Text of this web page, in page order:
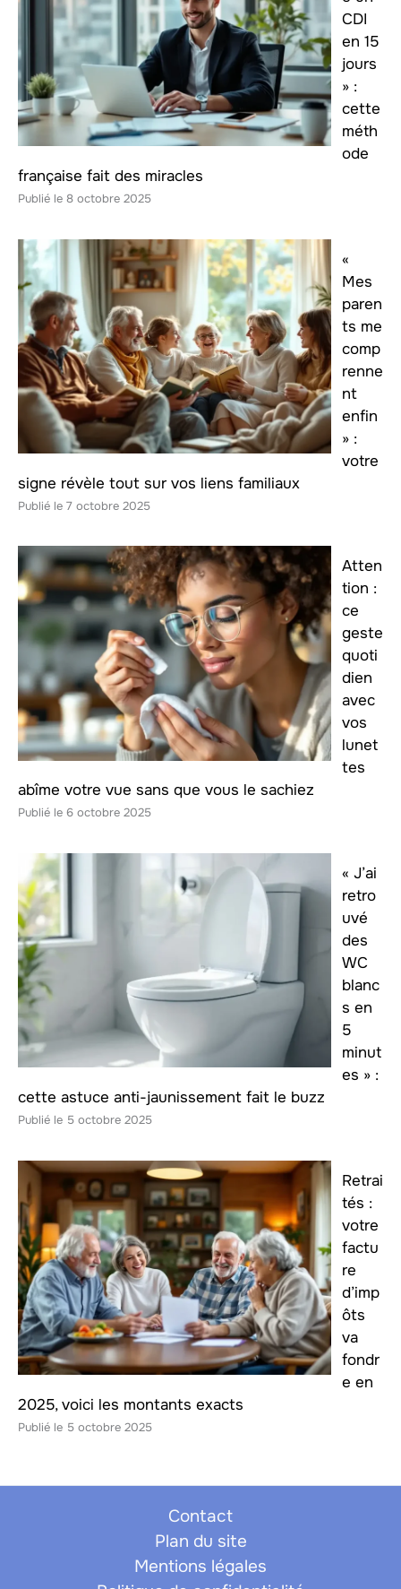
CDI
en 15
jours
» :
cette
méth
ode
française fait des miracles
8 octobre 2025
«
Mes
paren
ts me
comp
renne
nt
enfin
» :
votre
signe révèle tout sur vos liens familiaux
7 octobre 2025
Atten
tion :
ce
geste
quoti
dien
avec
vos
lunet
tes
abîme votre vue sans que vous le sachiez
6 octobre 2025
« J’ai
retro
uvé
des
WC
blanc
s en
5
minut
es » :
cette astuce anti-jaunissement fait le buzz
5 octobre 2025
Retrai
tés :
votre
factu
re
d’imp
ôts
va
fondr
e en
2025, voici les montants exacts
5 octobre 2025
Contact
Plan du site
Mentions légales